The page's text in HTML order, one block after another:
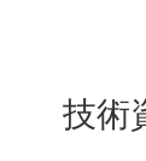
技術